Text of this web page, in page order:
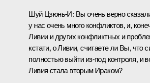
Шуй Цзюнь-И: Вы очень верно
у нас очень много конфликтов, и,
Ливии и других конфликтных и
кстати, о Ливии, считаете ли Вы, что
полностью выйти из‑под контроля, и
Ливия стала вторым Ираком?